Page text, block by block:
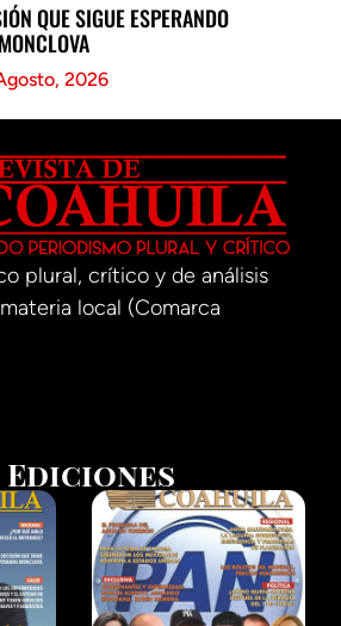
QUE SIGUE ESPERANDO
MONCLOVA
2026
plural, crítico y de análisis
local (Comarca